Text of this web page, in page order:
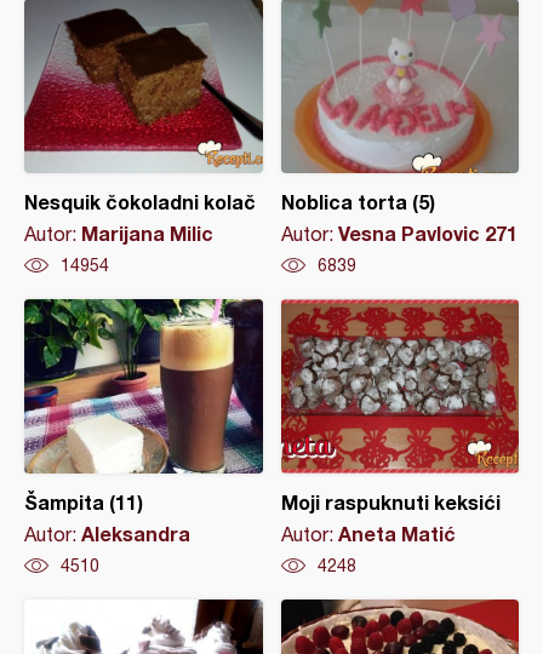
Nesquik čokoladni kolač
Autor: Marijana Milic
14954
Noblica torta (5)
Autor: Vesna Pavlovic 271
6839
Šampita (11)
Autor: Aleksandra
4510
Moji raspuknuti keksići
Autor: Aneta Matić
4248